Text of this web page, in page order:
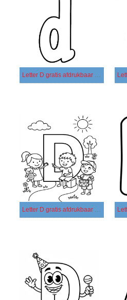
Letter D gratis afdrukbaar basis
Letter D gratis afdrukbaar simpel